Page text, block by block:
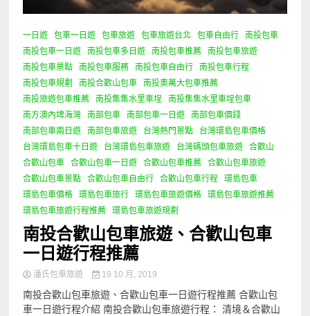
一日遊 包車一日遊 包車旅遊 包車旅遊台北 包車自由行
南投包車
南投包車一日遊
南投包車多日遊 南投包車推薦
南投包車旅遊
南投包車景點
南投包車服務 南投包車自由行
南投包車行程
南投包車規劃
南投合歡山包車
南投奧萬大包車推薦
南投旅遊包車推薦
南投集集水里車埕
南投集集水里車埕包車
南方澳內埤海灣
南部包車 南部包車一日遊
南部包車價錢
南部包車兩日遊
南部包車旅遊 台灣熱門景點
台灣環島包車價格
台灣環島包車十日遊
台灣環島包車旅遊 台灣碼頭包車旅遊
合歡山
合歡山包車
合歡山包車一日遊 合歡山包車推薦
合歡山包車旅遊
合歡山包車景點
合歡山包車自由行 合歡山包車行程
環島包車
環島包車價格
環島包車旅行 環島包車旅遊價格
環島包車旅遊推薦
環島包車旅遊行程推薦
環島包車旅遊規劃
南投合歡山包車旅遊、合歡山包車
一日遊行程推薦
潘氏包車旅遊 19 10 月, 2019
南投合歡山包車旅遊、合歡山包車一日遊行程推薦 合歡山包
車一日遊行程介紹 南投合歡山包車旅遊行程： 清境＆合歡山